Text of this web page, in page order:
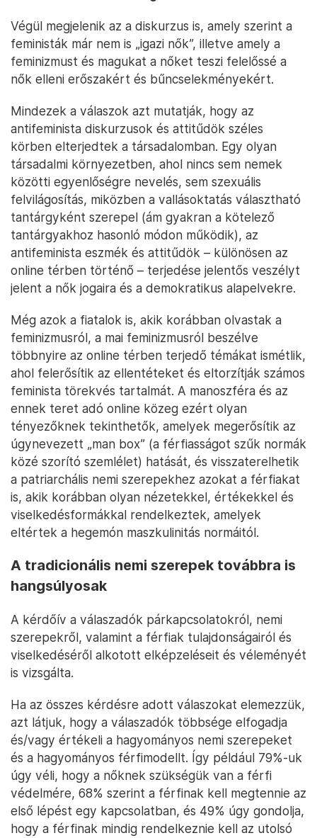
Végül megjelenik az a diskurzus is, amely szerint a
feministák már nem is „igazi nők”, illetve amely a
feminizmust és magukat a nőket teszi felelőssé a
nők elleni erőszakért és bűncselekményekért.
Mindezek a válaszok azt mutatják, hogy az
antifeminista diskurzusok és attitűdök széles
körben elterjedtek a társadalomban. Egy olyan
társadalmi környezetben, ahol nincs sem nemek
közötti egyenlőségre nevelés, sem szexuális
felvilágosítás, miközben a vallásoktatás választható
tantárgyként szerepel (ám gyakran a kötelező
tantárgyakhoz hasonló módon működik), az
antifeminista eszmék és attitűdök – különösen az
online térben történő – terjedése jelentős veszélyt
jelent a nők jogaira és a demokratikus alapelvekre.
Még azok a fiatalok is, akik korábban olvastak a
feminizmusról, a mai feminizmusról beszélve
többnyire az online térben terjedő témákat ismétlik,
ahol felerősítik az ellentéteket és eltorzítják számos
feminista törekvés tartalmát. A manoszféra és az
ennek teret adó online közeg ezért olyan
tényezőknek tekinthetők, amelyek megerősítik az
úgynevezett „man box” (a férfiasságot szűk normák
közé szorító szemlélet) hatását, és visszaterelhetik
a patriarchális nemi szerepekhez azokat a férfiakat
is, akik korábban olyan nézetekkel, értékekkel és
viselkedésformákkal rendelkeztek, amelyek
eltértek a hegemón maszkulinitás normáitól.
A tradicionális nemi szerepek továbbra is
hangsúlyosak
A kérdőív a válaszadók párkapcsolatokról, nemi
szerepekről, valamint a férfiak tulajdonságairól és
viselkedéséről alkotott elképzeléseit és véleményét
is vizsgálta.
Ha az összes kérdésre adott válaszokat elemezzük,
azt látjuk, hogy a válaszadók többsége elfogadja
és/vagy értékeli a hagyományos nemi szerepeket
és a hagyományos férfimodellt. Így például 79%-uk
úgy véli, hogy a nőknek szükségük van a férfi
védelmére, 68% szerint a férfinak kell megtennie az
első lépést egy kapcsolatban, és 49% úgy gondolja,
hogy a férfinak mindig rendelkeznie kell az utolsó